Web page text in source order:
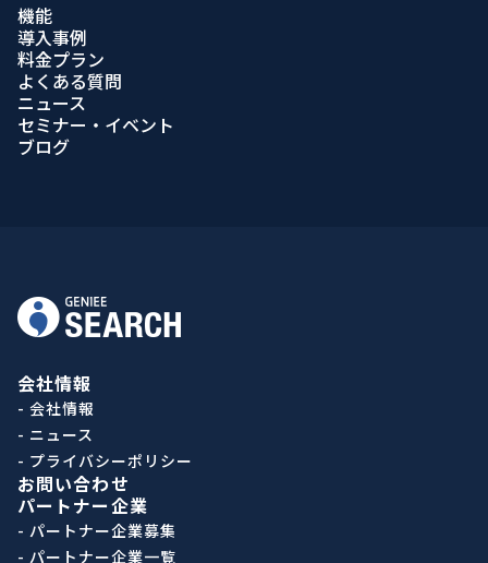
機能
導入事例
料金プラン
よくある質問
ニュース
セミナー・イベント
ブログ
会社情報
- 会社情報
- ニュース
- プライバシーポリシー
お問い合わせ
パートナー企業
- パートナー企業募集
- パートナー企業一覧